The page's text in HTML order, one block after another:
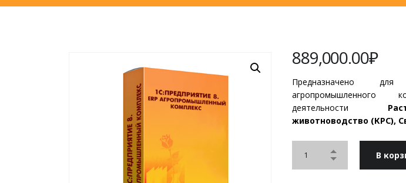
889,000.00₽
Предназначено для
агропромышленного
деятельности
животноводство (КРС),
В